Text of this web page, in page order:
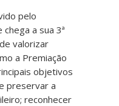
pelo
chega a sua 3ª
valorizar
a Premiação
objetivos
preservar a
reconhecer